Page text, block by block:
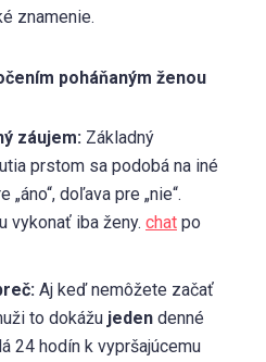
znamenie.
poháňaným ženou
záujem: Základný
prstom sa podobá na iné
doľava pre „nie“.
vykonať iba ženy. chat po
Aj keď nemôžete začať
to dokážu jeden denné
24 hodín k vypršajúcemu